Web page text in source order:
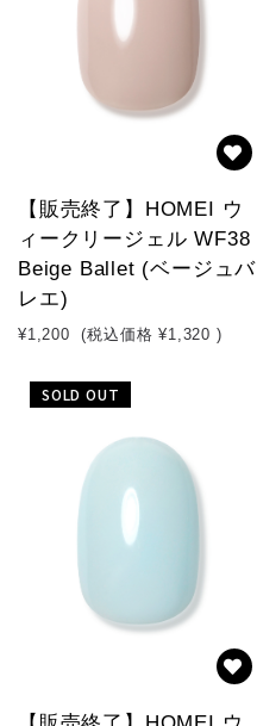
【販売終了】HOMEI ウ
ィークリージェル WF38
Beige Ballet (ベージュバ
レエ)
¥1,200 (税込価格 ¥1,320 )
SOLD OUT